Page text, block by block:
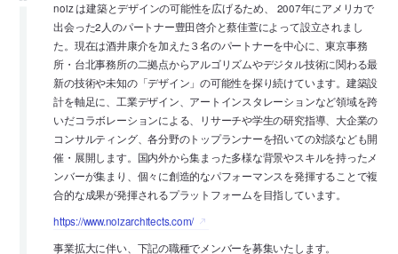
noiz は建築とデザインの可能性を広げるため、 2007年にアメリカで
出会った2人のパートナー豊田啓介と蔡佳萱によって設立されまし
た。現在は酒井康介を加えた３名のパートナーを中心に、東京事務
所・台北事務所の二拠点からアルゴリズムやデジタル技術に関わる最
新の技術や未知の「デザイン」の可能性を探り続けています。建築設
計を軸足に、工業デザイン、アートインスタレーションなど領域を跨
いだコラボレーションによる、リサーチや学生の研究指導、大企業の
コンサルティング、各分野のトップランナーを招いての対談なども開
催・展開します。国内外から集まった多様な背景やスキルを持ったメ
ンバーが集まり、個々に創造的なパフォーマンスを発揮することで複
合的な成果が発揮されるプラットフォームを目指しています。
https://www.noizarchitects.com/
事業拡大に伴い、下記の職種でメンバーを募集いたします。